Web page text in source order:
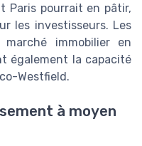
Paris pourrait en pâtir,
les investisseurs. Les
immobilier en
également la capacité
Westfield.
à moyen